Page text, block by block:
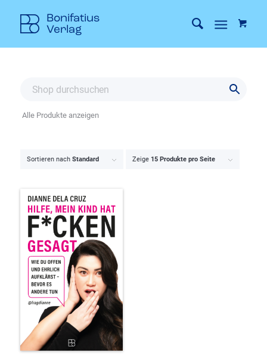
Sortieren nach Standard Zeige 15 Produkte pro Seite
Alle Produkte anzeigen